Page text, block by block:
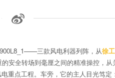

三款风电利器列阵，从徐工
的安全转场到毫厘之间的精准操控，
重点工程。车旁，它的主人目光笃定